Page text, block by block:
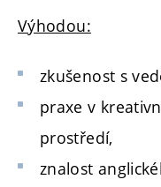
Výhodou:
zkušenost s
praxe v
prostředí,
znalost